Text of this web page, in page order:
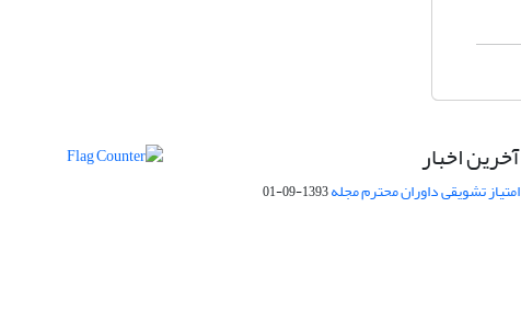
آخرین اخبار
امتیاز تشویقی داوران محترم مجله1393-09-01